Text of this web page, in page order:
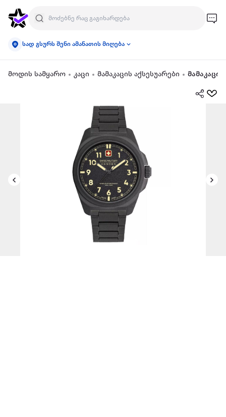
სად გსურს შენი ამანათის მიღება
მოდის სამყარო კაცი მამაკაცის აქსესუარები